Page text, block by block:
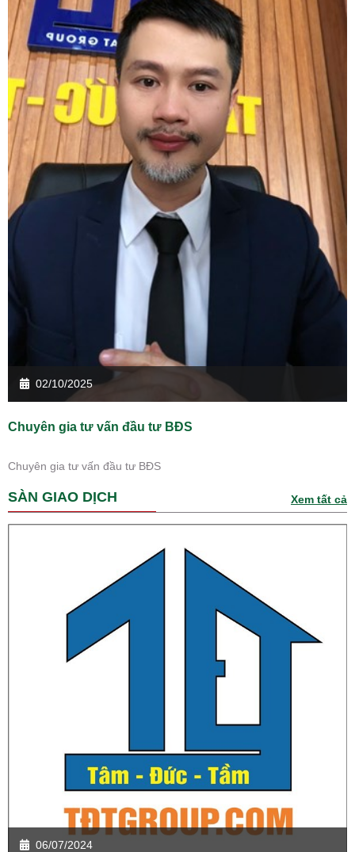
02/10/2025
Chuyên gia tư vấn đầu tư BĐS
Chuyên gia tư vấn đầu tư BĐS
SÀN GIAO DỊCH Xem tất cả
06/07/2024